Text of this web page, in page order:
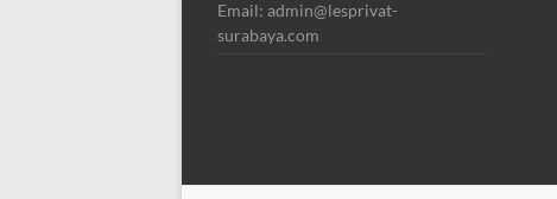
Email: admin@lesprivat-
surabaya.com